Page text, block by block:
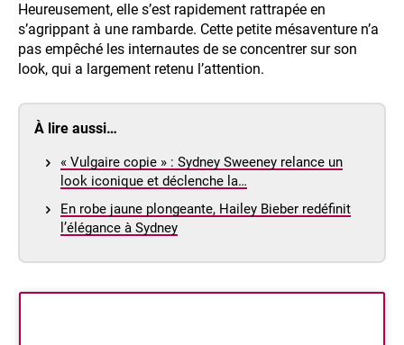
Heureusement, elle s’est rapidement rattrapée en
s’agrippant à une rambarde. Cette petite mésaventure n’a
pas empêché les internautes de se concentrer sur son
look, qui a largement retenu l’attention.
À lire aussi…
« Vulgaire copie » : Sydney Sweeney relance un
look iconique et déclenche la…
En robe jaune plongeante, Hailey Bieber redéfinit
l’élégance à Sydney